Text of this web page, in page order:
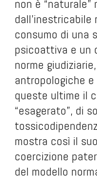
non è “naturale”
consumo di una
psicoattiva e un
norme
antropologiche e
queste ultime il
“esagerato”, di
mostra così il
coercizione
del modello